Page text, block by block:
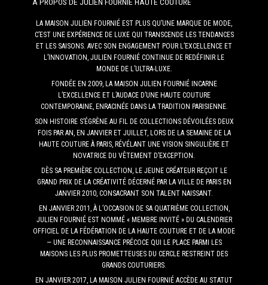
LA MAISON JULIEN FOURNIÉ EST PLUS QU’UNE MARQUE DE MODE,
C’EST UNE EXPÉRIENCE DE LUXE QUI TRANSCENDE LES TENDANCES
ET LES SAISONS. AVEC SON ENGAGEMENT POUR L’EXCELLENCE ET
L’INNOVATION, JULIEN FOURNIÉ CONTINUE DE REDÉFINIR LE
MONDE DE L’ULTRA-LUXE.
FONDÉE EN 2009, LA MAISON JULIEN FOURNIÉ INCARNE
L’EXCELLENCE ET L’AUDACE D’UNE HAUTE COUTURE
CONTEMPORAINE, ENRACINÉE DANS LA TRADITION PARISIENNE.
SON HISTOIRE S’ÉGRÈNE AU FIL DE COLLECTIONS DÉVOILÉES DEUX
FOIS PAR AN, EN JANVIER ET JUILLET, LORS DE LA SEMAINE DE LA
HAUTE COUTURE À PARIS, RÉVÉLANT UNE VISION SINGULIÈRE ET
NOVATRICE DU VÊTEMENT D’EXCEPTION.
DÈS SA PREMIÈRE COLLECTION, LE JEUNE CRÉATEUR REÇOIT LE
GRAND PRIX DE LA CRÉATIVITÉ DÉCERNÉ PAR LA VILLE DE PARIS EN
JANVIER 2010, CONSACRANT SON TALENT NAISSANT.
EN JANVIER 2011, À L’OCCASION DE SA QUATRIÈME COLLECTION,
JULIEN FOURNIÉ EST NOMMÉ « MEMBRE INVITÉ » DU CALENDRIER
OFFICIEL DE LA FÉDÉRATION DE LA HAUTE COUTURE ET DE LA MODE
— UNE RECONNAISSANCE PRÉCOCE QUI LE PLACE PARMI LES
MAISONS LES PLUS PROMETTEUSES DU CERCLE RESTREINT DES
GRANDS COUTURIERS.
EN JANVIER 2017, LA MAISON JULIEN FOURNIÉ ACCÈDE AU STATUT